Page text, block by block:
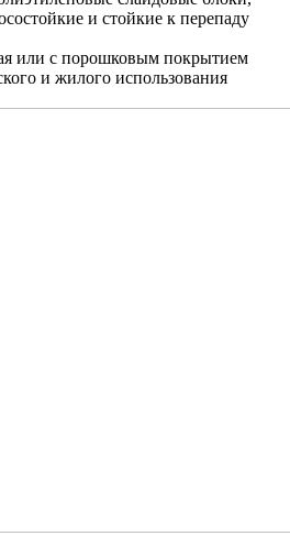
и стойкие к перепаду
или с порошковым покрытием
и жилого использования